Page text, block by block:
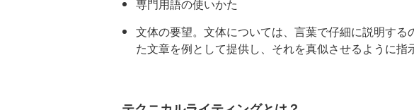
専門用語の使いかた
文体の要望。文体については、言葉で仔細に説明する
た文章を例として提供し、それを真似させるように指